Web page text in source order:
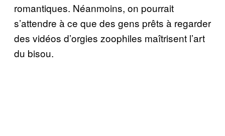
romantiques. Néanmoins, on pourrait
s’attendre à ce que des gens prêts à regarder
des vidéos d’orgies zoophiles maîtrisent l’art
du bisou.